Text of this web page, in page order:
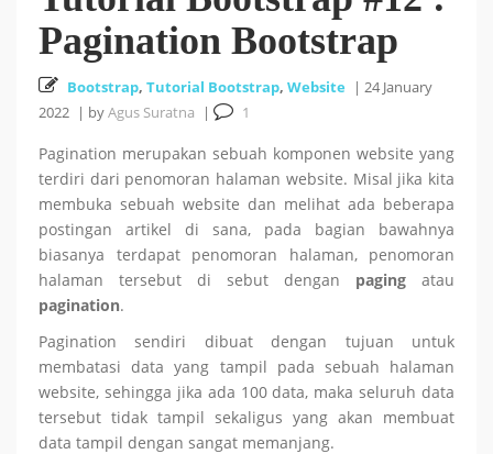
Cara Install HUSTOJ (HUST Online Judge) di Ubuntu
24.04 LTS 26 October 2025
Cara Mencari Jurnal dengan mudah di Publish or Perish
5 October 2025
Tutorial Bahasa R : #5 Visualisasi Data dengan R 18
September 2025
Tutorial Bahasa R : #4 Fungsi dan Kontrol Aliran di R
18 September 2025
Pagination Bootstrap
Bootstrap, Tutorial Bootstrap, Website | 24 January
2022 | byAgus Suratna | 1
Pagination merupakan sebuah komponen website yang
terdiri dari penomoran halaman website. Misal jika kita
membuka sebuah website dan melihat ada beberapa
postingan artikel di sana, pada bagian bawahnya
biasanya terdapat penomoran halaman, penomoran
halaman tersebut di sebut dengan paging atau
pagination.
Pagination sendiri dibuat dengan tujuan untuk
membatasi data yang tampil pada sebuah halaman
website, sehingga jika ada 100 data, maka seluruh data
tersebut tidak tampil sekaligus yang akan membuat
data tampil dengan sangat memanjang.